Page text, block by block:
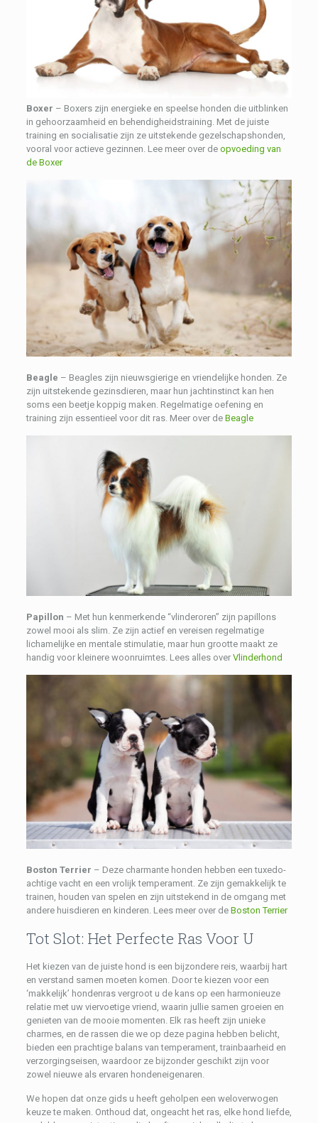
Boxer – Boxers zijn energieke en speelse honden die uitblinken
in gehoorzaamheid en behendigheidstraining. Met de juiste
training en socialisatie zijn ze uitstekende gezelschapshonden,
vooral voor actieve gezinnen. Lee meer over de opvoeding van
de Boxer
Beagle – Beagles zijn nieuwsgierige en vriendelijke honden. Ze
zijn uitstekende gezinsdieren, maar hun jachtinstinct kan hen
soms een beetje koppig maken. Regelmatige oefening en
training zijn essentieel voor dit ras. Meer over de Beagle
Papillon – Met hun kenmerkende “vlinderoren” zijn papillons
zowel mooi als slim. Ze zijn actief en vereisen regelmatige
lichamelijke en mentale stimulatie, maar hun grootte maakt ze
handig voor kleinere woonruimtes. Lees alles over Vlinderhond
Boston Terrier – Deze charmante honden hebben een tuxedo-
achtige vacht en een vrolijk temperament. Ze zijn gemakkelijk te
trainen, houden van spelen en zijn uitstekend in de omgang met
andere huisdieren en kinderen. Lees meer over de Boston Terrier
Tot Slot: Het Perfecte Ras Voor U
Het kiezen van de juiste hond is een bijzondere reis, waarbij hart
en verstand samen moeten komen. Door te kiezen voor een
‘makkelijk’ hondenras vergroot u de kans op een harmonieuze
relatie met uw viervoetige vriend, waarin jullie samen groeien en
genieten van de mooie momenten. Elk ras heeft zijn unieke
charmes, en de rassen die we op deze pagina hebben belicht,
bieden een prachtige balans van temperament, trainbaarheid en
verzorgingseisen, waardoor ze bijzonder geschikt zijn voor
zowel nieuwe als ervaren hondeneigenaren.
We hopen dat onze gids u heeft geholpen een weloverwogen
keuze te maken. Onthoud dat, ongeacht het ras, elke hond liefde,